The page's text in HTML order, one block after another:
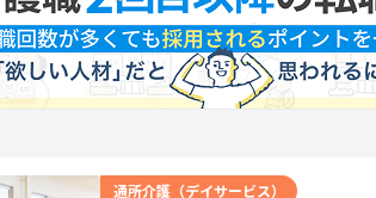
通所介護（デイサービス）